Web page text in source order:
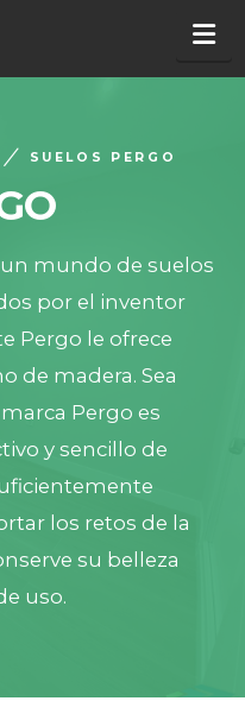
SUELOS PERGO
mundo de suelos
por el inventor
Pergo le ofrece
de madera. Sea
Pergo es
y sencillo de
los retos de la
su belleza
uso.